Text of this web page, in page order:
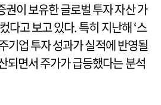
이 보유한 글로벌 투자 자산 가
다고 보고 있다. 특히 지난해 ‘스
기업 투자 성과가 실적에 반영될
되면서 주가가 급등했다는 분석